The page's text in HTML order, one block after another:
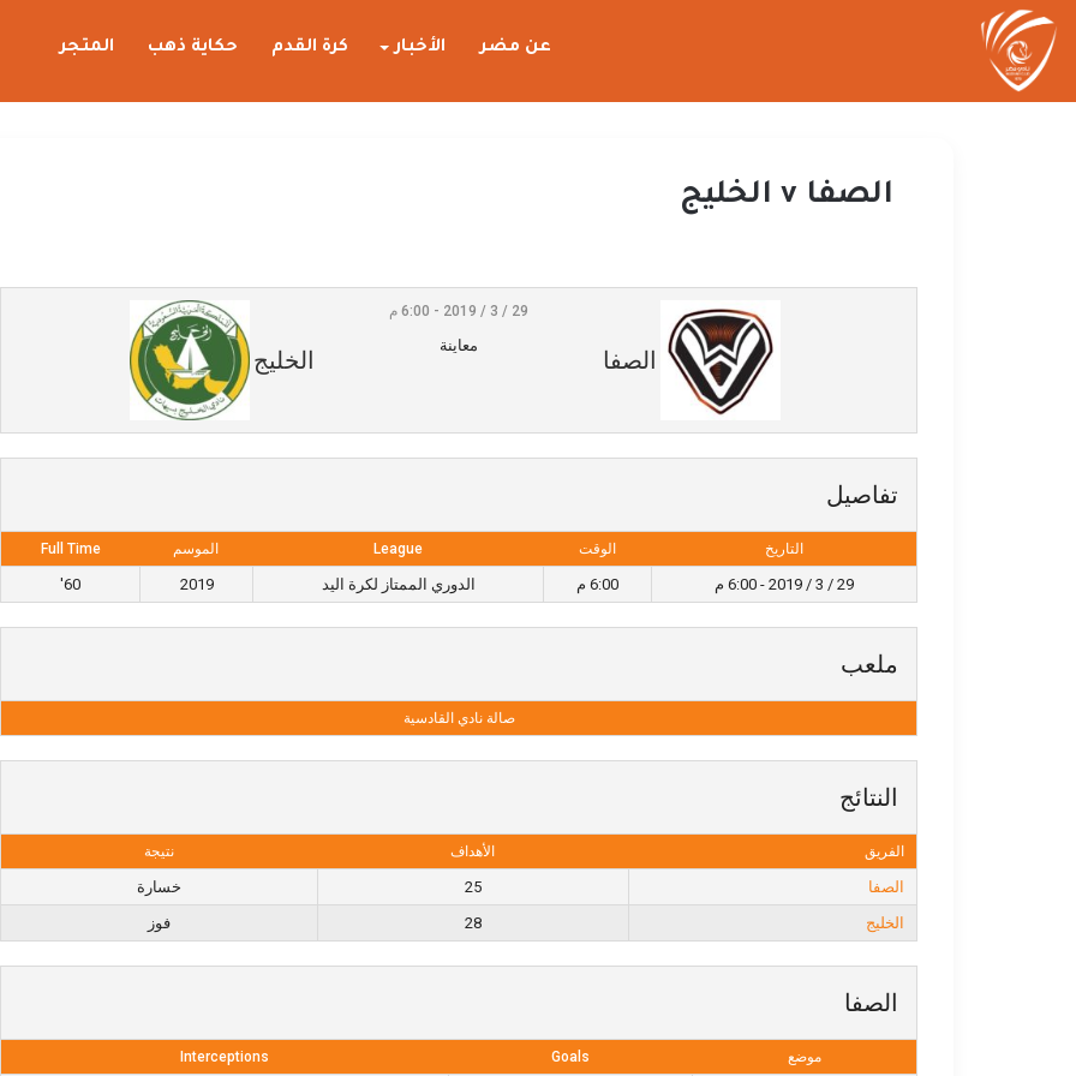
عن مضر الأخبار كرة القدم حكاية ذهب المتجر
الصفا v الخليج
الصفا الخليج
29 / 3 / 2019 - 6:00 م
معاينة
تفاصيل
التاريخ الوقت League الموسم Full Time
29 / 3 / 2019 - 6:00 م 6:00 م الدوري الممتاز لكرة اليد 2019
60'
ملعب
صالة نادي القادسية
النتائج
الفريق الأهداف نتيجة
الصفا 25
خسارة
الخليج
28 فوز
الصفا
موضع Goals
Interceptions